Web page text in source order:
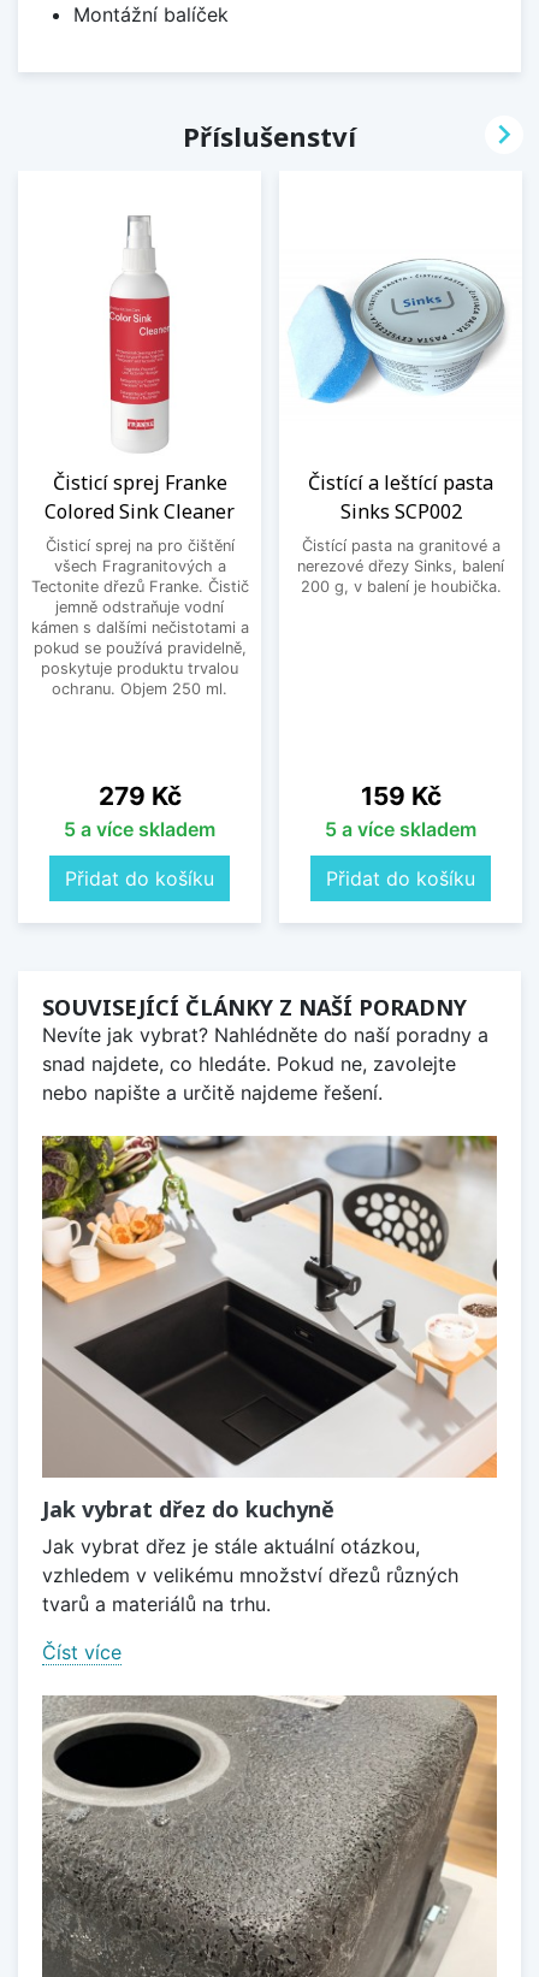
Montážní balíček
Příslušenství
Čisticí sprej Franke
Colored Sink Cleaner
Čisticí sprej na pro čištění
všech Fragranitových a
Tectonite dřezů Franke. Čistič
jemně odstraňuje vodní
kámen s dalšími nečistotami a
pokud se používá pravidelně,
poskytuje produktu trvalou
ochranu. Objem 250 ml.
Cena
279 Kč
5 a více skladem
Přidat do košíku
Čistící a leštící pasta
Sinks SCP002
Čistící pasta na granitové a
nerezové dřezy Sinks, balení
200 g, v balení je houbička.
Cena
159 Kč
5 a více skladem
Přidat do košíku

SOUVISEJÍCÍ ČLÁNKY Z NAŠÍ PORADNY
Nevíte jak vybrat? Nahlédněte do naší poradny a
snad najdete, co hledáte. Pokud ne, zavolejte
nebo napište a určitě najdeme řešení.
Jak vybrat dřez do kuchyně
Jak vybrat dřez je stále aktuální otázkou,
vzhledem v velikému množství dřezů různých
tvarů a materiálů na trhu.
Číst více